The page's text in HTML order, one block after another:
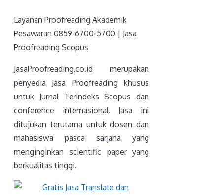
Layanan Proofreading Akademik
Pesawaran 0859-6700-5700 | Jasa
Proofreading Scopus
JasaProofreading.co.id merupakan
penyedia Jasa Proofreading khusus
untuk Jurnal Terindeks Scopus dan
conference internasional. Jasa ini
ditujukan terutama untuk dosen dan
mahasiswa pasca sarjana yang
menginginkan scientific paper yang
berkualitas tinggi.